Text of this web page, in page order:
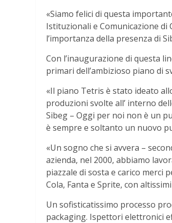
«Siamo felici di questa
Istituzionali e Comunicazione di
l’importanza della presenza di
Con l’inaugurazione di questa
primari dell’ambizioso piano di
«Il piano Tetris è stato ideato
produzioni svolte all’ interno
Sibeg – Oggi per noi non è un
è sempre e soltanto un nuovo
«Un sogno che si avvera –
azienda, nel 2000, abbiamo
piazzale di sosta e carico merci
Cola, Fanta e Sprite, con
Un sofisticatissimo processo
packaging. Ispettori elettronici